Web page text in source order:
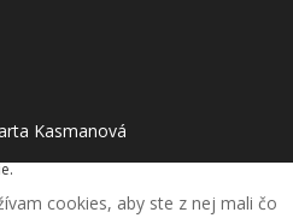
Kasmanová
cookies, aby ste z nej mali čo